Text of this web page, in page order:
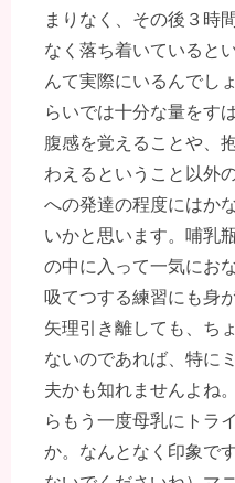
まりなく、その後３時
なく落ち着いていると
んて実際にいるんでし
らいでは十分な量をす
腹感を覚えることや、
わえるということ以外
への発達の程度にはか
いかと思います。哺乳
の中に入って一気にお
吸てつする練習にも身
矢理引き離しても、ち
ないのであれば、特に
夫かも知れませんよね
らもう一度母乳にトラ
か。なんとなく印象で